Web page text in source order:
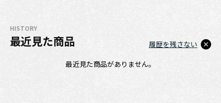
HISTORY
最近見た商品
最近見た商品がありません。
履歴を残さない